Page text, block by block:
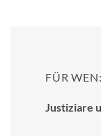
FÜR WEN:
Justiziare